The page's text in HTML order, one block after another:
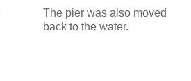
The pier was also moved
back to the water.